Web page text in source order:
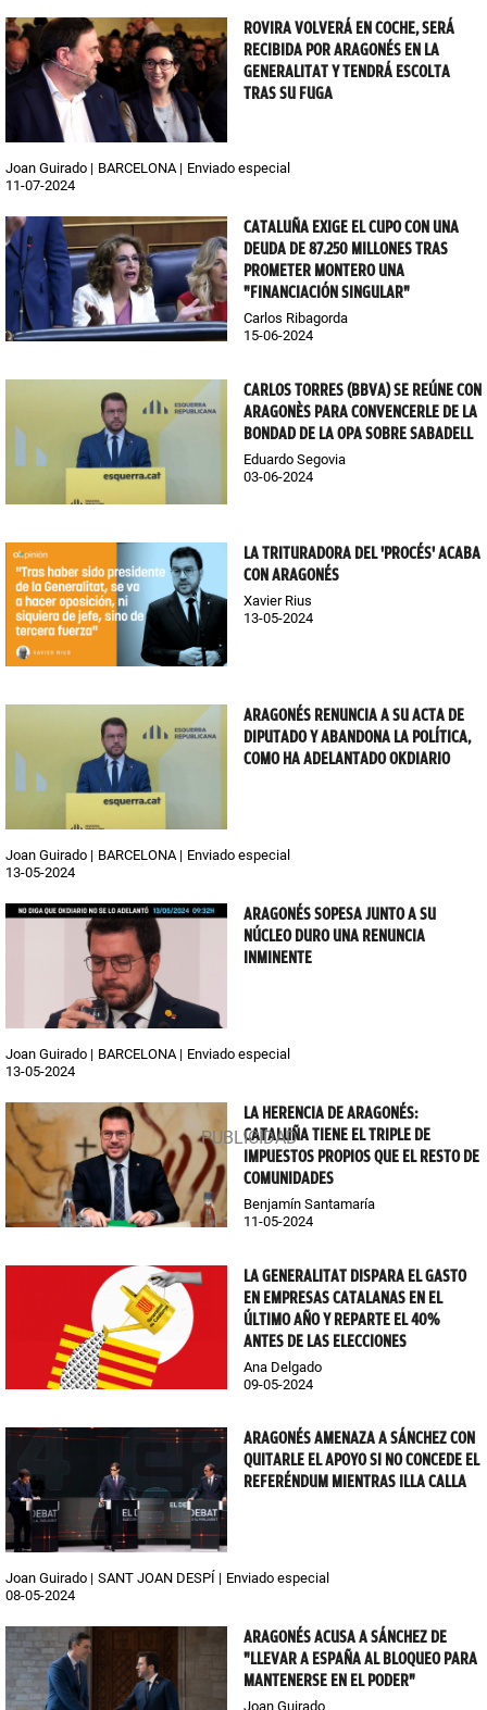
ROVIRA VOLVERÁ EN COCHE, SERÁ
RECIBIDA POR ARAGONÉS EN LA
GENERALITAT Y TENDRÁ ESCOLTA
TRAS SU FUGA
Joan Guirado BARCELONA
Enviado especial
11-07-2024
CATALUÑA EXIGE EL CUPO CON UNA
DEUDA DE 87.250 MILLONES TRAS
PROMETER MONTERO UNA
"FINANCIACIÓN SINGULAR"
Carlos Ribagorda
15-06-2024
CARLOS TORRES (BBVA) SE REÚNE CON
ARAGONÈS PARA CONVENCERLE DE LA
BONDAD DE LA OPA SOBRE SABADELL
Eduardo Segovia
03-06-2024
LA TRITURADORA DEL 'PROCÉS' ACABA
CON ARAGONÉS
Xavier Rius
13-05-2024
ARAGONÉS RENUNCIA A SU ACTA DE
DIPUTADO Y ABANDONA LA POLÍTICA,
COMO HA ADELANTADO OKDIARIO
Joan Guirado BARCELONA
Enviado especial
13-05-2024
ARAGONÉS SOPESA JUNTO A SU
NÚCLEO DURO UNA RENUNCIA
INMINENTE
Joan Guirado BARCELONA
Enviado especial
13-05-2024
LA HERENCIA DE ARAGONÉS:
CATALUÑA TIENE EL TRIPLE DE
IMPUESTOS PROPIOS QUE EL RESTO DE
COMUNIDADES
Benjamín Santamaría
11-05-2024
LA GENERALITAT DISPARA EL GASTO
EN EMPRESAS CATALANAS EN EL
ÚLTIMO AÑO Y REPARTE EL 40%
ANTES DE LAS ELECCIONES
Ana Delgado
09-05-2024
ARAGONÉS AMENAZA A SÁNCHEZ CON
QUITARLE EL APOYO SI NO CONCEDE EL
REFERÉNDUM MIENTRAS ILLA CALLA
Joan Guirado SANT JOAN DESPÍ
Enviado especial
08-05-2024
ARAGONÉS ACUSA A SÁNCHEZ DE
"LLEVAR A ESPAÑA AL BLOQUEO PARA
MANTENERSE EN EL PODER"
Joan Guirado